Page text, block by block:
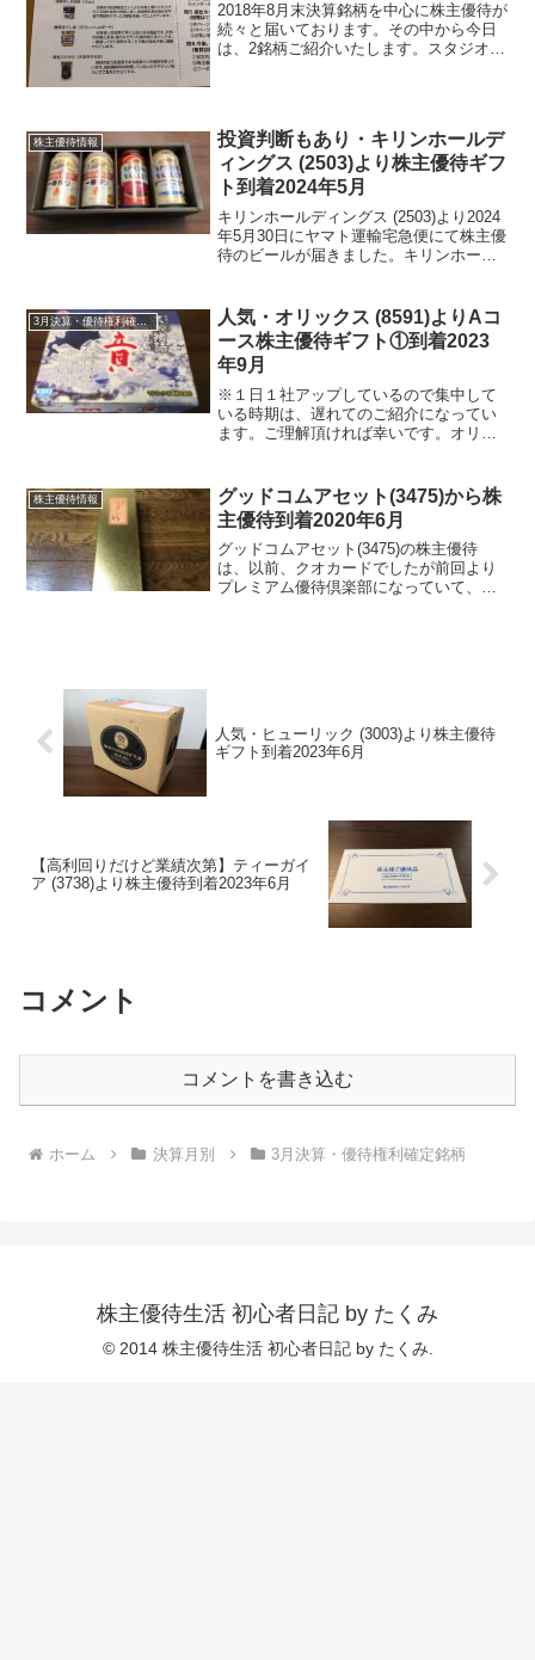
2018年8月末決算銘柄を中心に株主優待が
続々と届いております。その中から今日
は、2銘柄ご紹介いたします。スタジオア
中間...
株主優待情報
投資判断もあり・キリンホールデ
ィングス (2503)より株主優待ギフ
ト到着2024年5月
キリンホールディングス (2503)より2024
年5月30日にヤマト運輸宅急便にて株主優
待のビールが届きました。キリンホール
す。キリンホールディングス (250...
人気・オリックス (8591)よりAコ
ース株主優待ギフト①到着2023
年9月
※１日１社アップしているので集中して
いる時期は、遅れてのご紹介になってい
ます。ご理解頂ければ幸いです。オリッ
宅急便にて届きました。オリックス
(8591)...
株主優待情報
グッドコムアセット(3475)から株
主優待到着2020年6月
グッドコムアセット(3475)の株主優待
は、以前、クオカードでしたが前回より
プレミアム優待倶楽部になっていて、電
人気・ヒューリック (3003)より株主優待
ギフト到着2023年6月
【高利回りだけど業績次第】ティーガイ
ア (3738)より株主優待到着2023年6月
コメント
コメントを書き込む
ホーム 決算月別 3月決算・優待権利確定銘柄
株主優待生活 初心者日記 by たくみ
© 2014 株主優待生活 初心者日記 by たくみ.